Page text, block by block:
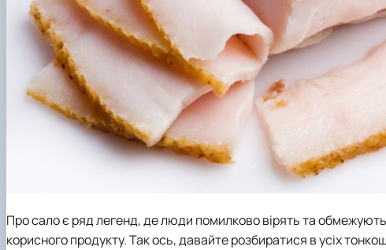
Про сало є ряд легенд, де люди помилково вірять та
корисного продукту. Так ось, давайте розбиратися в усіх